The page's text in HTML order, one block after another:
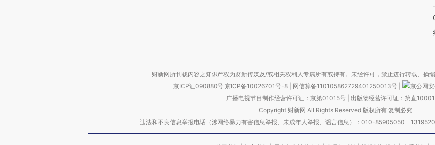
财新网所刊载内容之知识产权为财新传媒及/或相关权利人专属所有或持有。未经许可，禁止进行转载、摘
京ICP证090880号 京ICP备10026701号-8 网信算备110105862729401250013号
京公网
广播电视节目制作经营许可证：京第01015号| 出版物经营许可证：第直
Copyright 财新网 All Rights Reserved 版权所有 复制必究
违法和不良信息举报电话（涉网络暴力有害信息举报、未成年人举报、谣言信息）：010-85905050